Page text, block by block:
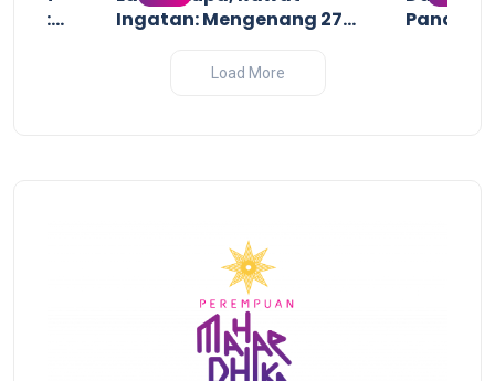
Ingatan: Mengenang 27
Pembantaian Massal oleh
Load More